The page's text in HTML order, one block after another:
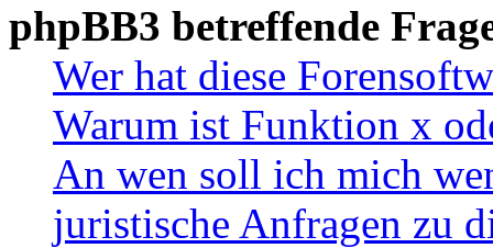
phpBB3 betreffende
Wer hat diese
Warum ist Funktion x
An wen soll ich mich
juristische Anfragen zu